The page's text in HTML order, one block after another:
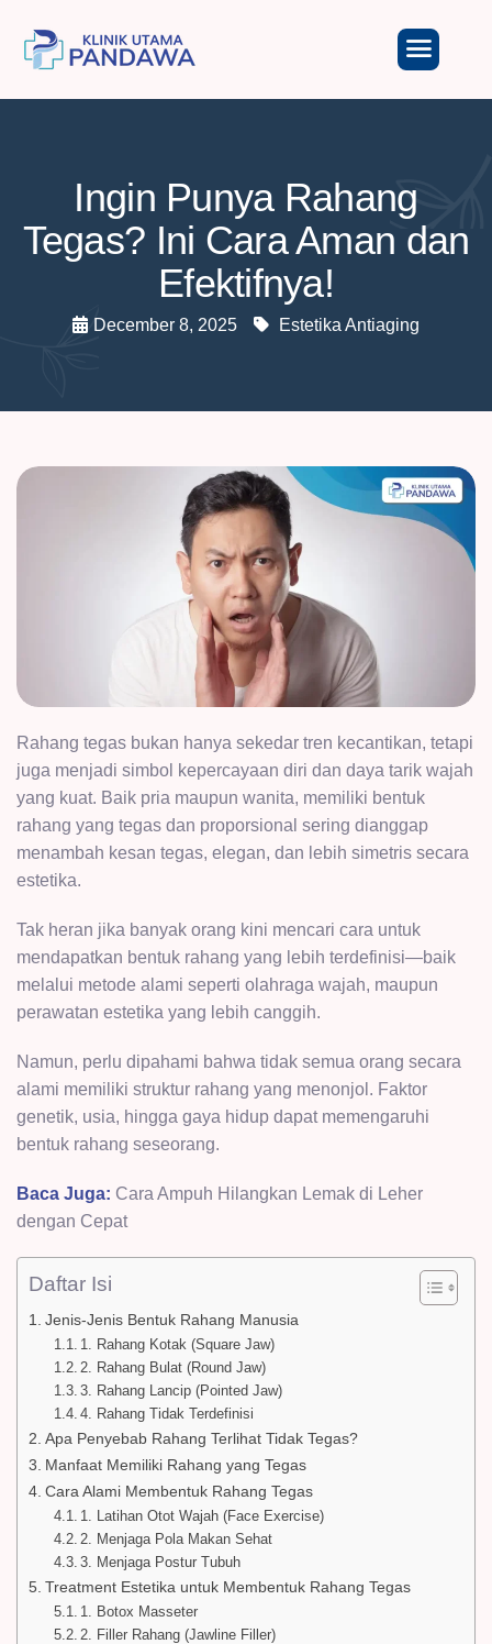
Ingin Punya Rahang
Tegas? Ini Cara Aman dan
Efektifnya!
December 8, 2025 Estetika Antiaging
Rahang tegas bukan hanya sekedar tren kecantikan, tetapi
juga menjadi simbol kepercayaan diri dan daya tarik wajah
yang kuat. Baik pria maupun wanita, memiliki bentuk
rahang yang tegas dan proporsional sering dianggap
menambah kesan tegas, elegan, dan lebih simetris secara
estetika.
Tak heran jika banyak orang kini mencari cara untuk
mendapatkan bentuk rahang yang lebih terdefinisi—baik
melalui metode alami seperti olahraga wajah, maupun
perawatan estetika yang lebih canggih.
Namun, perlu dipahami bahwa tidak semua orang secara
alami memiliki struktur rahang yang menonjol. Faktor
genetik, usia, hingga gaya hidup dapat memengaruhi
bentuk rahang seseorang.
Baca Juga: Cara Ampuh Hilangkan Lemak di Leher
dengan Cepat
Daftar Isi
Jenis-Jenis Bentuk Rahang Manusia
1. Rahang Kotak (Square Jaw)
2. Rahang Bulat (Round Jaw)
3. Rahang Lancip (Pointed Jaw)
4. Rahang Tidak Terdefinisi
Apa Penyebab Rahang Terlihat Tidak Tegas?
Manfaat Memiliki Rahang yang Tegas
Cara Alami Membentuk Rahang Tegas
1. Latihan Otot Wajah (Face Exercise)
2. Menjaga Pola Makan Sehat
3. Menjaga Postur Tubuh
Treatment Estetika untuk Membentuk Rahang Tegas
1. Botox Masseter
2. Filler Rahang (Jawline Filler)